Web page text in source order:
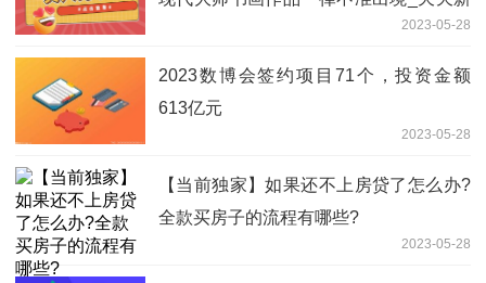
2023-05-28
2023数博会签约项目71个，投资金额
613亿元
2023-05-28
【当前独家】如果还不上房贷了怎么办?
全款买房子的流程有哪些?
2023-05-28